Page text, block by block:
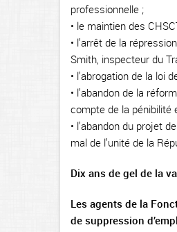
professionnelle ;
• le maintien des
• l’arrêt de la
Smith, inspecteur du
• l’abrogation de la loi
• l’abandon de la
compte de la pénibilité
• l’abandon du projet
mal de l’unité de la
Dix ans de gel de la
Les agents de la
de suppression